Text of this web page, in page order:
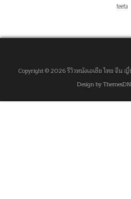
teeta
Copyright © 2026 รีวิวหนังเอเชีย ไทย จีน
Design by